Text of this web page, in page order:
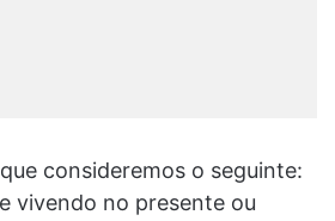
consideremos o seguinte:
vivendo no presente ou